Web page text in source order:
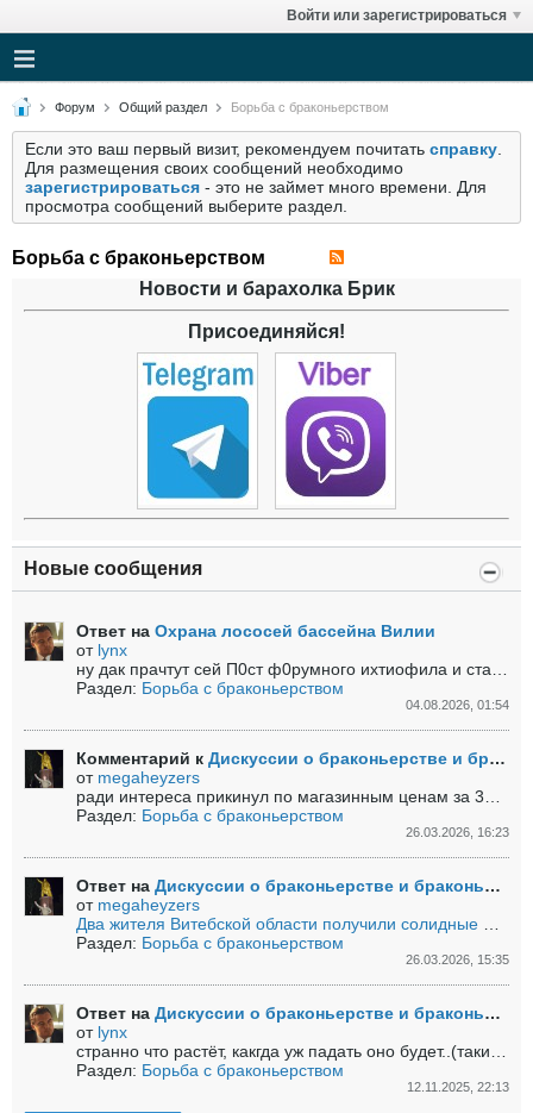
Войти или зарегистрироваться
Форум Общий раздел Борьба с браконьерством
Если это ваш первый визит, рекомендуем почитать справку
Для размещения своих сообщений необходимо
зарегистрироваться - это не займет много времени. Для
просмотра сообщений выберите раздел.
Борьба с браконьерством
Новости и барахолка Брик
Присоединяйся!
Новые сообщения
Ответ на Охрана лососей бассейна Вилии
от lynx
Раздел: Борьба с браконьерством
04.08.2026, 01:54
Комментарий к Дискуссии о браконьерстве и браконьерах в Республике Беларусь
от megaheyzers
Раздел: Борьба с браконьерством
26.03.2026, 16:23
Ответ на Дискуссии о браконьерстве и браконьерах в Республике Беларусь
от megaheyzers
Раздел: Борьба с браконьерством
26.03.2026, 15:35
Ответ на Дискуссии о браконьерстве и браконьерах в Республике Беларусь
от lynx
Раздел: Борьба с браконьерством
12.11.2025, 22:13